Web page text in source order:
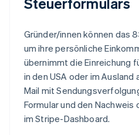
Gründer/innen können das
um ihre persönliche
übernimmt die Einreichung
in den USA oder im
Mail mit
Formular und den
im Stripe-Dashboard.